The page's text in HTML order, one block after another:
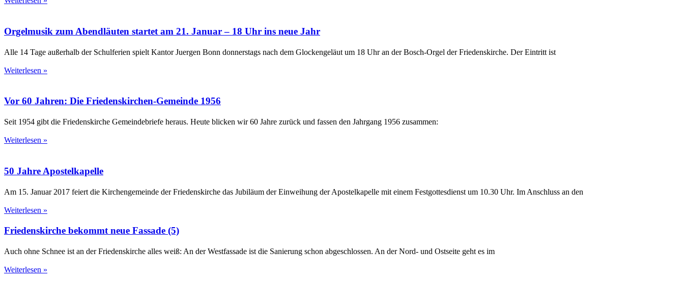
Orgelmusik zum Abendläuten startet am 21. Januar – 18 Uhr ins neue Jahr
Alle 14 Tage außerhalb der Schulferien spielt Kantor Juergen Bonn donnerstags nach dem Glockengeläut um 18 Uhr an der Bosch-Orgel der Friedenskirche. Der Eintritt ist
Weiterlesen »
Vor 60 Jahren: Die Friedenskirchen-Gemeinde 1956
Seit 1954 gibt die Friedenskirche Gemeindebriefe heraus. Heute blicken wir 60 Jahre zurück und fassen den Jahrgang 1956 zusammen:
Weiterlesen »
50 Jahre Apostelkapelle
Am 15. Januar 2017 feiert die Kirchengemeinde der Friedenskirche das Jubiläum der Einweihung der Apostelkapelle mit einem Festgottesdienst um 10.30 Uhr. Im Anschluss an den
Weiterlesen »
Friedenskirche bekommt neue Fassade (5)
Auch ohne Schnee ist an der Friedenskirche alles weiß: An der Westfassade ist die Sanierung schon abgeschlossen. An der Nord- und Ostseite geht es im
Weiterlesen »